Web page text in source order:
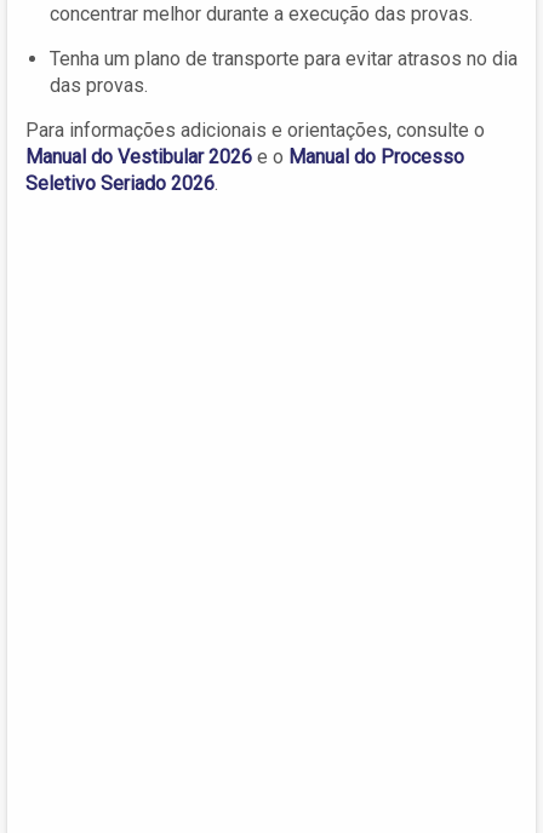
concentrar melhor durante a execução das provas.
Tenha um plano de transporte para evitar atrasos no dia
das provas.
Para informações adicionais e orientações, consulte o
Manual do Vestibular 2026 e o Manual do Processo
Seletivo Seriado 2026.